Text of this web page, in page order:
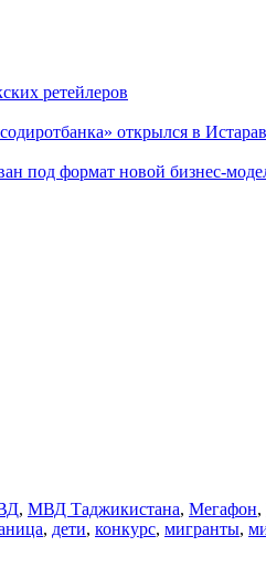
ретейлеров
открылся в
под формат новой бизнес-
, МВД Таджикистана, Мегафон,
, дети, конкурс, мигранты,